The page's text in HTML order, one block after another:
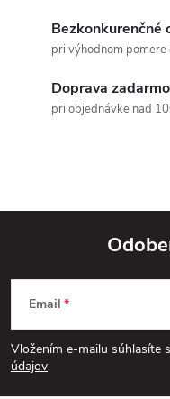
Bezkonkurenčné
pri výhodnom pomere
Doprava zadarmo
pri objednávke nad
Z
á
p
Email
Vložením e-mailu súhlasíte s
údajov